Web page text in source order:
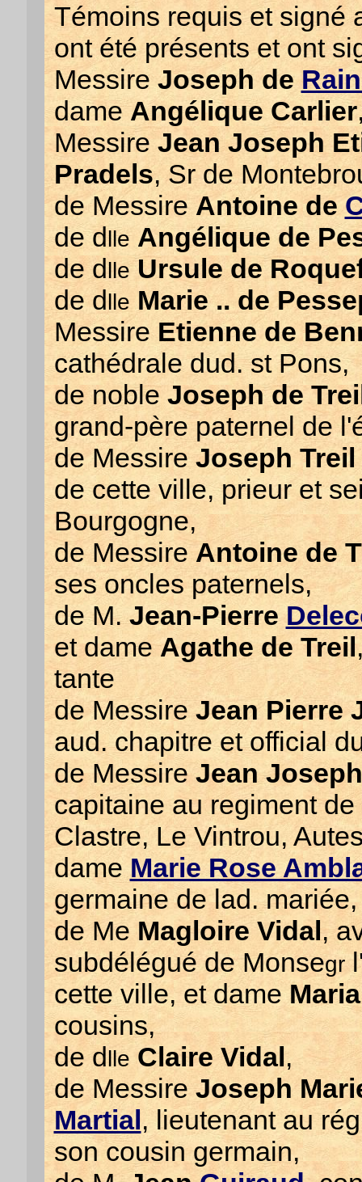
Témoins requis et signé
ont été présents et ont
MessireJoseph de
dameAngélique Carlier
MessireJean Joseph
Pradels, Sr de
de Messire Antoine de
de dlle Angélique de
de dlle Ursule de
de dlle Marie .. de
MessireEtienne de
cathédrale dud. st Pons,
de noble Joseph de
grand-père paternel de
de MessireJoseph
de cette ville, prieur et
Bourgogne,
de MessireAntoine de
ses oncles paternels,
de M.Jean-Pierre
et dameAgathe de Treil
tante
de Messire Jean Pierre
aud. chapitre et official
de Messire Jean
capitaine au regiment
Clastre, Le Vintrou,
dameMarie Rose
germaine de lad. mariée,
de Me Magloire Vidal,
subdélégué de Monsegr
cette ville, et dame
cousins,
de dlle Claire Vidal,
de MessireJoseph
Martial, lieutenant au
son cousin germain,